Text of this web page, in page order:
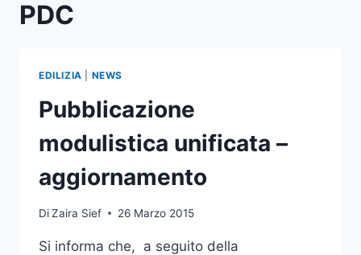
PDC
EDILIZIA NEWS
Pubblicazione
modulistica unificata –
aggiornamento
DiZaira Sief 26 Marzo 2015
Si informa che, a seguito della